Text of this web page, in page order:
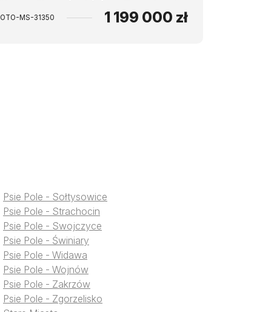
OTO-MS-31350 1 199 000 zł
Psie Pole - Sołtysowice
Psie Pole - Strachocin
Psie Pole - Swojczyce
Psie Pole - Świniary
Psie Pole - Widawa
Psie Pole - Wojnów
Psie Pole - Zakrzów
Psie Pole - Zgorzelisko